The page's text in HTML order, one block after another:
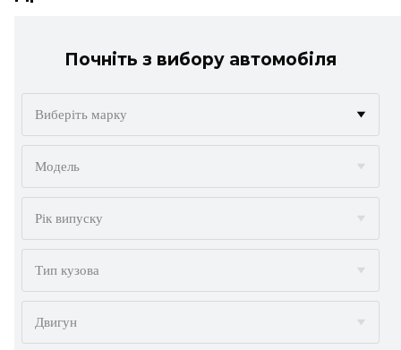
Почніть з вибору автомобіля
Виберіть марку
ALFA ROMEO
BMW
BYD
CADILLAC
Модель
Рік випуску
Тип кузова
Двигун